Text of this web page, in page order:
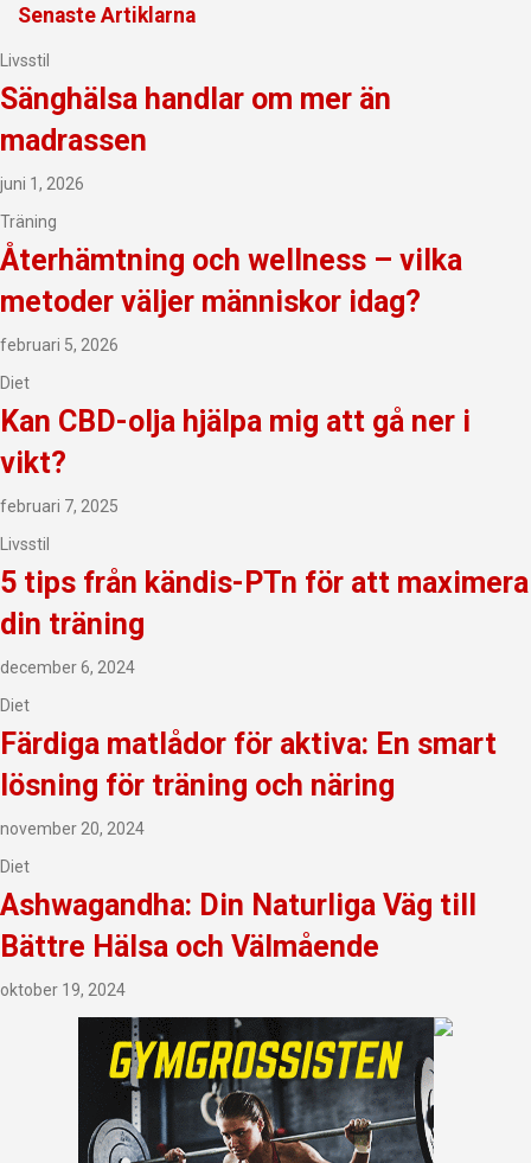
Senaste Artiklarna
Livsstil
Sänghälsa handlar om mer än
madrassen
juni 1, 2026
Träning
Återhämtning och wellness – vilka
metoder väljer människor idag?
februari 5, 2026
Diet
Kan CBD-olja hjälpa mig att gå ner i
vikt?
februari 7, 2025
Livsstil
5 tips från kändis-PTn för att maximera
din träning
december 6, 2024
Diet
Färdiga matlådor för aktiva: En smart
lösning för träning och näring
november 20, 2024
Diet
Ashwagandha: Din Naturliga Väg till
Bättre Hälsa och Välmående
oktober 19, 2024